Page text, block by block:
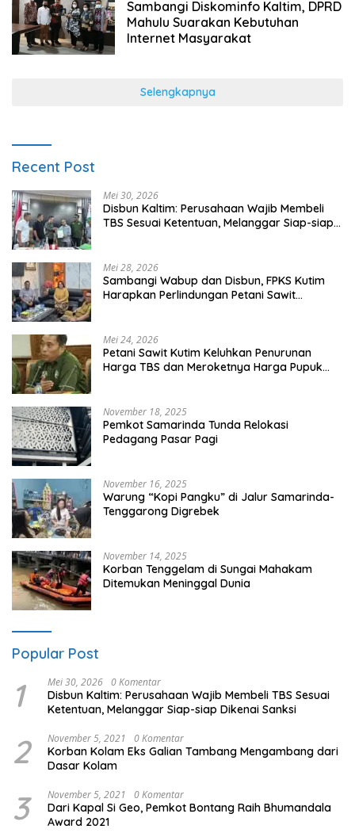
Sambangi Diskominfo Kaltim, DPRD
Mahulu Suarakan Kebutuhan
Internet Masyarakat
Selengkapnya
Recent Post
Mei 30, 2026
Disbun Kaltim: Perusahaan Wajib Membeli
TBS Sesuai Ketentuan, Melanggar Siap-siap
Mei 28, 2026
Sambangi Wabup dan Disbun, FPKS Kutim
Harapkan Perlindungan Petani Sawit
Mei 24, 2026
Petani Sawit Kutim Keluhkan Penurunan
Harga TBS dan Meroketnya Harga Pupuk
November 18, 2025
Pemkot Samarinda Tunda Relokasi
Pedagang Pasar Pagi
November 16, 2025
Warung “Kopi Pangku” di Jalur Samarinda-
Tenggarong Digrebek
November 14, 2025
Korban Tenggelam di Sungai Mahakam
Ditemukan Meninggal Dunia
Popular Post
1 Mei 30, 2026 0 Komentar
Disbun Kaltim: Perusahaan Wajib Membeli TBS Sesuai
Ketentuan, Melanggar Siap-siap Dikenai Sanksi
2 November 5, 2021 0 Komentar
Korban Kolam Eks Galian Tambang Mengambang dari
Dasar Kolam
3 November 5, 2021 0 Komentar
Dari Kapal Si Geo, Pemkot Bontang Raih Bhumandala
Award 2021